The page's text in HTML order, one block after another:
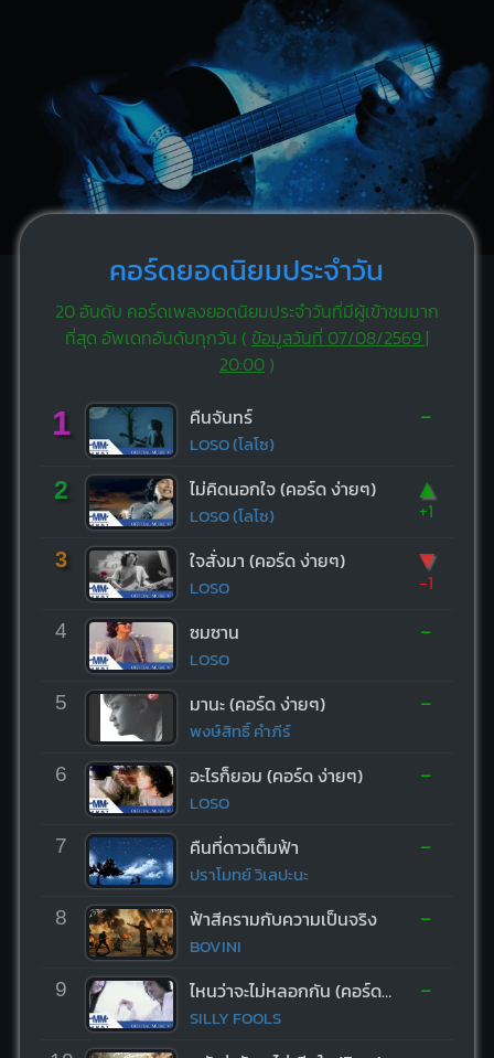
คอร์ดยอดนิยมประจำวัน
20 อันดับ คอร์ดเพลงยอดนิยมประจำวันที่มีผู้เข้าชมมาก
ที่สุด อัพเดทอันดับทุกวัน ( ข้อมูลวันที่ 07/08/2569 |
20:00)
1 คืนจันทร์
LOSO (โลโซ)
-
2 ไม่คิดนอกใจ (คอร์ด ง่ายๆ)
LOSO (โลโซ)
▲
+1
3 ใจสั่งมา (คอร์ด ง่ายๆ)
LOSO
▼
-1
4 ซมซาน
LOSO
-
5 มานะ (คอร์ด ง่ายๆ)
พงษ์สิทธิ์ คำภีร์
-
6 อะไรก็ยอม (คอร์ด ง่ายๆ)
LOSO
-
7 คืนที่ดาวเต็มฟ้า
ปราโมทย์ วิเลปะนะ
-
8 ฟ้าสีครามกับความเป็นจริง
BOVINI
-
9 ไหนว่าจะไม่หลอกกัน (คอร์ด ง่ายๆ)
SILLY FOOLS
-